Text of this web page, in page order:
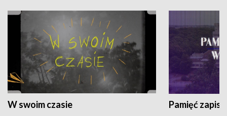
W swoim czasie Pamięć